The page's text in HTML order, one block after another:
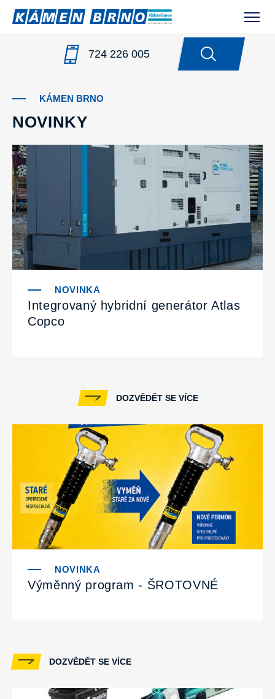
724 226 005
KÁMEN BRNO
NOVINKY
Integrovaný hybridní generátor Atlas
Copco
DOZVĚDĚT SE VÍCE
Výměnný program - ŠROTOVNÉ
DOZVĚDĚT SE VÍCE